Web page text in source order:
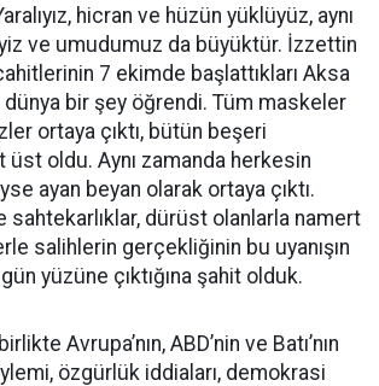
hicran ve hüzün yüklüyüz, aynı
ve umudumuz da büyüktür. İzzettin
7 ekimde başlattıkları Aksa
dünya bir şey öğrendi. Tüm maskeler
ortaya çıktı, bütün beşeri
üst oldu. Aynı zamanda herkesin
ayan beyan olarak ortaya çıktı.
sahtekarlıklar, dürüst olanlarla namert
salihlerin gerçekliğinin bu uyanışın
yüzüne çıktığına şahit olduk.
Avrupa’nın, ABD’nin ve Batı’nın
özgürlük iddiaları, demokrasi